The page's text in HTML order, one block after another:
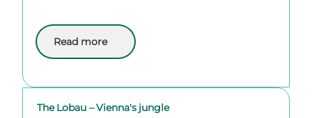
Read more
about Pflanzen statt Beton
The Lobau – Vienna's jungle